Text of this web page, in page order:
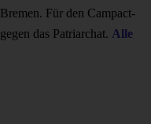
Für den Campact-
das Patriarchat. Alle